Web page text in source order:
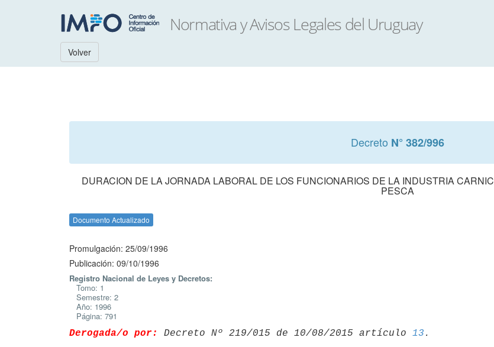
Volver
Decreto N° 382/996
DURACION DE LA JORNADA LABORAL DE LOS FUNCIONARIOS DE LA INDUSTRIA
PESCA
Documento Actualizado
Promulgación: 25/09/1996
Publicación: 09/10/1996
Registro Nacional de Leyes y Decretos:
Tomo: 1
Semestre: 2
Año: 1996
Página: 791
Derogada/o por: Decreto Nº 219/015 de 10/08/2015 artículo 13